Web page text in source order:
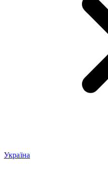
Україна